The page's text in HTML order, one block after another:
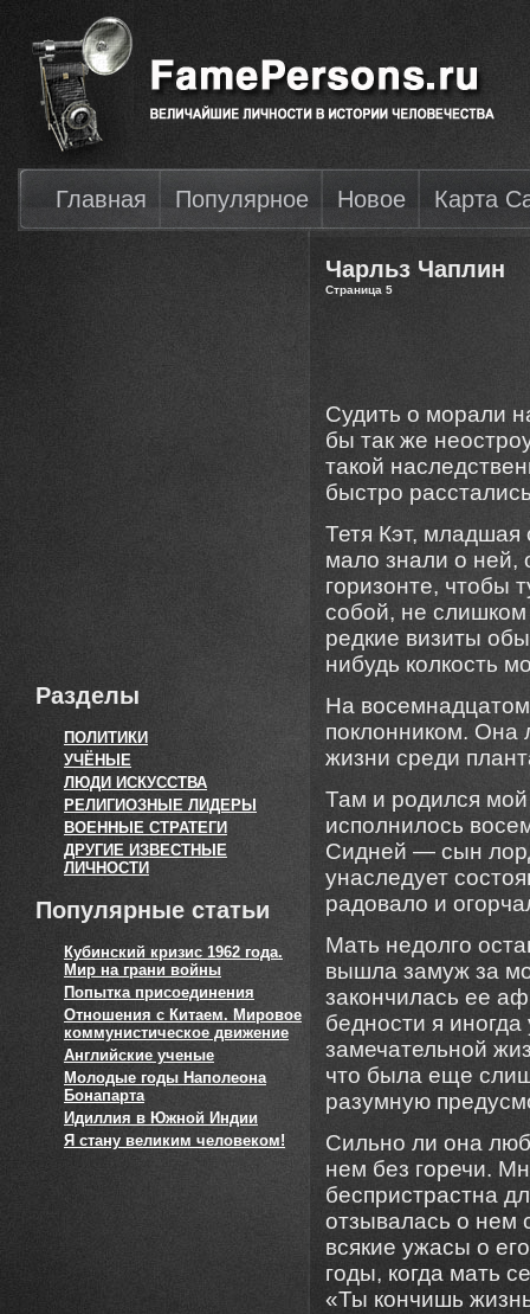
Главная Популярное Новое Карта
Разделы
ПОЛИТИКИ
УЧЁНЫЕ
ЛЮДИ ИСКУССТВА
РЕЛИГИОЗНЫЕ ЛИДЕРЫ
ВОЕННЫЕ СТРАТЕГИ
ДРУГИЕ ИЗВЕСТНЫЕ
ЛИЧНОСТИ
Популярные статьи
Кубинский кризис 1962 года.
Мир на грани войны
Попытка присоединения
Отношения с Китаем. Мировое
коммунистическое движение
Английские ученые
Молодые годы Наполеона
Бонапарта
Идиллия в Южной Индии
Я стану великим человеком!
Чарльз Чаплин
Страница 5
Судить о морали
бы так же
такой
быстро
Тетя Кэт,
мало знали о ней,
горизонте, чтобы
собой, не
редкие визиты
нибудь колкость
На
поклонником. Она
жизни среди
Там и родился
исполнилось
Сидней — сын
унаследует
радовало и
Мать недолго
вышла замуж за
закончилась ее
бедности я иногда
замечательной
что была еще
разумную
Сильно ли она
нем без горечи.
беспристрастна
отзывалась о нем
всякие ужасы о
годы, когда мать
«Ты кончишь